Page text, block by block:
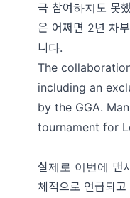
극 참여하지도 못
은 어쩌면 2년 차
니다.
The
including an
by the GGA.
tournament for
실제로 이번에 맨
체적으로 언급되